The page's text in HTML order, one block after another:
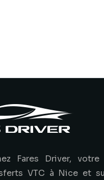
Fares Driver, votre
VTC à Nice et